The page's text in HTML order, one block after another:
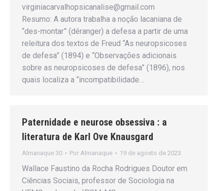
virginiacarvalhopsicanalise@gmail.com
Resumo: A autora trabalha a noção lacaniana de
“des-montar” (déranger) a defesa a partir de uma
releitura dos textos de Freud “As neuropsicoses
de defesa” (1894) e “Observações adicionais
sobre as neuropsicoses de defesa” (1896), nos
quais localiza a “incompatibilidade…
Paternidade e neurose obsessiva : a
literatura de Karl Ove Knausgard
Almanaque 30 Por Almanaque 19 de agosto de 2023
Wallace Faustino da Rocha Rodrigues Doutor em
Ciências Sociais, professor de Sociologia na